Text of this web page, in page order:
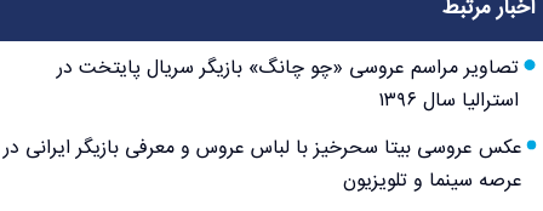
اخبار مرتبط
تصاویر مراسم عروسی «چو چانگ» بازیگر سریال پایتخت در
استرالیا سال ۱۳۹۶
عکس عروسی بیتا سحرخیز با لباس عروس و معرفی بازیگر ایرانی در
عرصه سینما و تلویزیون